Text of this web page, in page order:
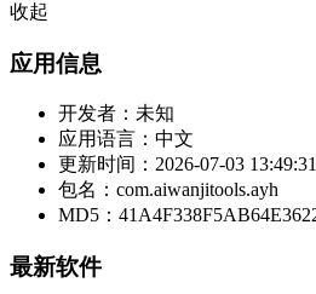
收起
应用信息
开发者： 未知
应用语言： 中文
更新时间： 2026-07-03 13:49:31
包名： com.aiwanjitools.ayh
MD5：
最新软件